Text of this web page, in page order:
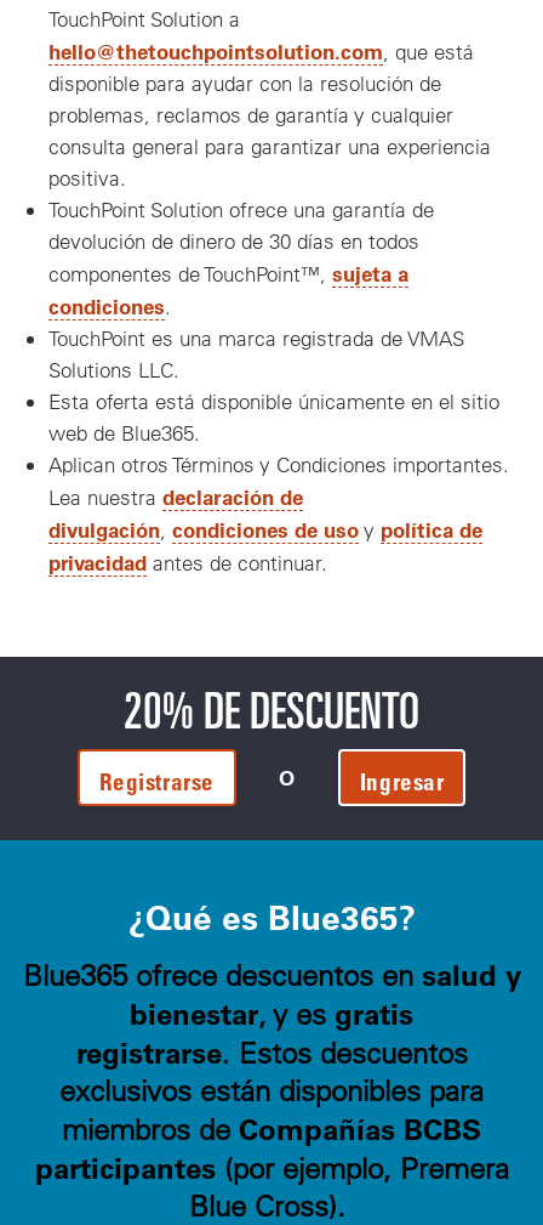
TouchPoint Solution a
hello@thetouchpointsolution.com , que está
disponible para ayudar con la resolución de
problemas, reclamos de garantía y cualquier
consulta general para garantizar una experiencia
positiva.
TouchPoint Solution ofrece una garantía de
devolución de dinero de 30 días en todos
componentes de TouchPoint™, sujeta a
condiciones.
TouchPoint es una marca registrada de VMAS
Solutions LLC.
Esta oferta está disponible únicamente en el sitio
web de Blue365.
Aplican otros Términos y Condiciones importantes.
Lea nuestra declaración de
divulgación condiciones de usoy política de
privacidad antes de continuar.
20% DE DESCUENTO
Registrarse O Ingresar
¿Qué es Blue365?
Blue365 ofrece descuentos en salud y
bienestar, y es gratis
registrarse. Estos descuentos
exclusivos están disponibles para
miembros de Compañías BCBS
participantes(por ejemplo, Premera
Blue Cross).